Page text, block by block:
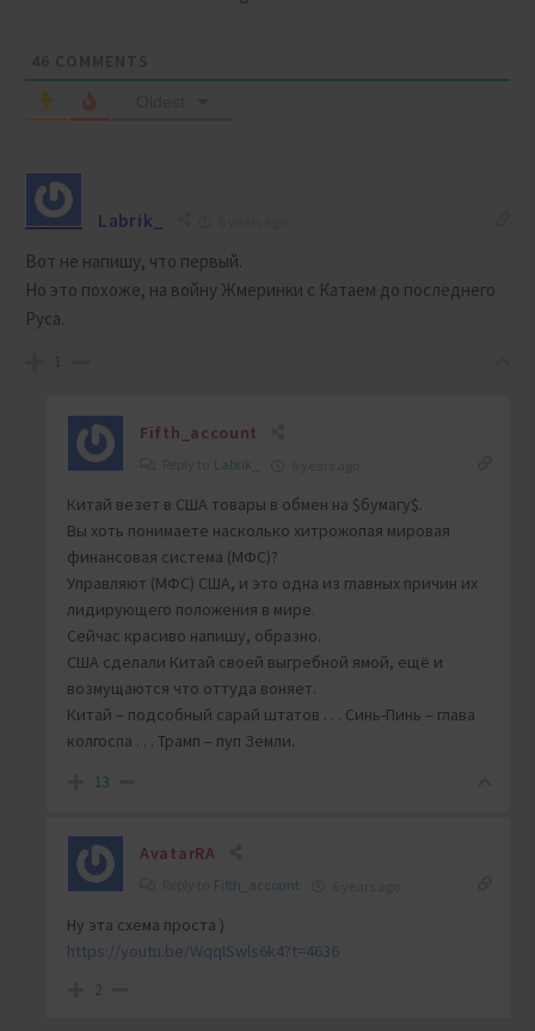
Labrik_
Вот не напишу, что первый.
Но это похоже, на войну Жмеринки с Катаем до последнего
Руса.
1
Fifth_account
Labrik_
Китай везет в США товары в обмен на $бумагу$.
Вы хоть понимаете насколько хитрожопая мировая
финансовая система (МФС)?
Управляют (МФС) США, и это одна из главных причин их
лидирующего положения в мире.
Сейчас красиво напишу, образно.
США сделали Китай своей выгребной ямой, ещё и
возмущаются что оттуда воняет.
Китай – подсобный сарай штатов . . . Синь-Пинь – глава
колгоспа . . . Трамп – пуп Земли.
13
AvatarRA
Fifth_account
Ну эта схема проста )
https://youtu.be/WqqISwls6k4?t=4636
2